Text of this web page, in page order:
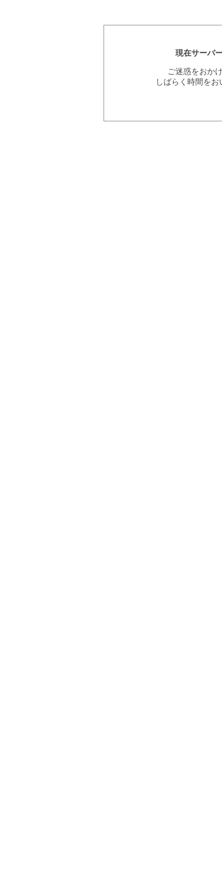
現在サーバ
ご迷惑をおか
しばらく時間を